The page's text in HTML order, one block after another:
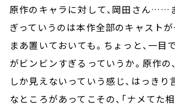
原作のキャラに対して、岡田さん……
ぎっていうのは本作全部のキャストが
まあ置いておいても。ちょっと、一目
がビンビンすぎるっていうか。原作の
しか見えないっていう感じ、はっきり
なところがあってこその、「ナメてた